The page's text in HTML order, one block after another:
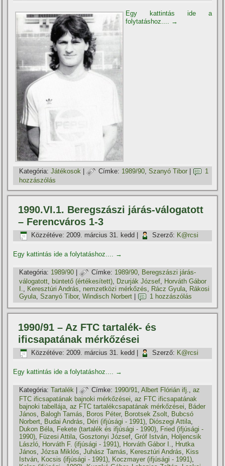
Egy kattintás ide a
folytatáshoz.... →
Kategória: Játékosok Címke: 1989/90 ,Szanyó Tibor
1
hozzászólás
1990.VI.1. Beregszászi járás-válogatott
– Ferencváros 1-3
Közzétéve: 2009. március 31. kedd Szerző: K@rcsi
Egy kattintás ide a folytatáshoz.... →
Kategória: 1989/90 Címke: 1989/90
Beregszászi járás-
válogatott ,büntető (értékesí­tett) Dzurják József Horváth Gábor
I.
Keresztúri András nemzetközi mérkőzés Rácz Gyula Rákosi
Gyula ,Szanyó Tibor,Windisch Norbert 1 hozzászólás
1990/91 – Az FTC tartalék- és
ificsapatának mérkőzései
Közzétéve: 2009. március 31. kedd Szerző: K@rcsi
Egy kattintás ide a folytatáshoz.... →
Kategória: Tartalék Címke: 1990/91 ,Albert Flórián ifj. ,az
FTC ificsapatának bajnoki mérkőzései ,az FTC ificsapatának
bajnoki tabellája ,az FTC tartalékcsapatának mérkőzései
Báder
János
Balogh Tamás Boros Péter, Borotsek Zsolt Bubcsó
Norbert Budai András Déri (ifjúsági - 1991) Diószegi Attila
Dukon Béla Fekete (tartalék és ifjúsági - 1990) Fried (ifjúsági -
1990) Füzesi Attila ,Gosztonyi József ,Gróf István Holjencsik
László Horváth F. (ifjúsági - 1991) Horváth Gábor I.
Hrutka
János ,Józsa Miklós ,Juhász Tamás Keresztúri András
Kiss
István Kocsis (ifjúsági - 1991) Koczmayer (ifjúsági - 1991)